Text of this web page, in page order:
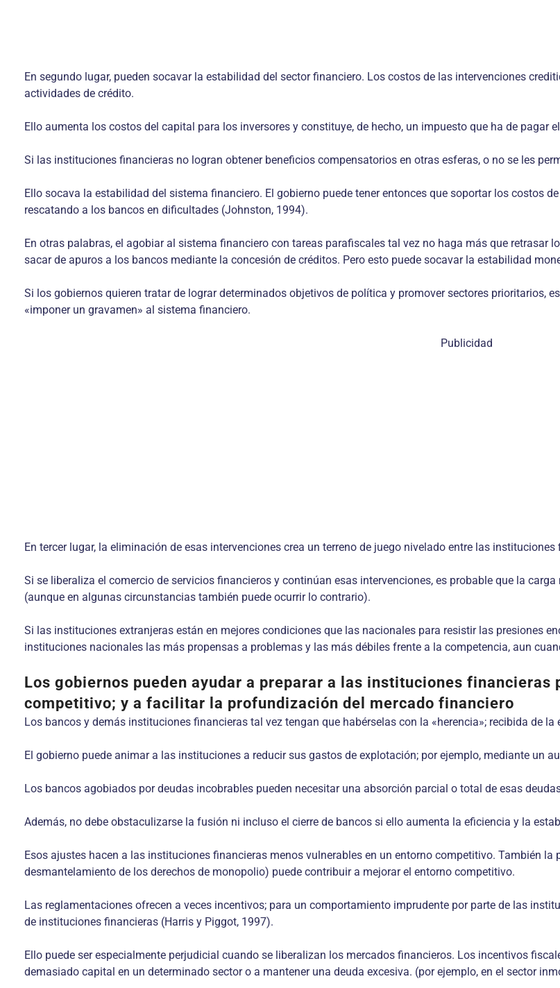
En segundo lugar, pueden socavar la estabilidad del sector financiero. Los costos de las intervenciones
actividades de crédito.
Ello aumenta los costos del capital para los inversores y constituye, de hecho, un impuesto que ha de pagar
Si las instituciones financieras no logran obtener beneficios compensatorios en otras esferas, o no se les
Ello socava la estabilidad del sistema financiero. El gobierno puede tener entonces que soportar los costos
rescatando a los bancos en dificultades (Johnston, 1994).
En otras palabras, el agobiar al sistema financiero con tareas parafiscales tal vez no haga más que retrasar
sacar de apuros a los bancos mediante la concesión de créditos. Pero esto puede socavar la estabilidad
Si los gobiernos quieren tratar de lograr determinados objetivos de política y promover sectores prioritarios,
«imponer un gravamen» al sistema financiero.
Publicidad
En tercer lugar, la eliminación de esas intervenciones crea un terreno de juego nivelado entre las
Si se liberaliza el comercio de servicios financieros y continúan esas intervenciones, es probable que la
(aunque en algunas circunstancias también puede ocurrir lo contrario).
Si las instituciones extranjeras están en mejores condiciones que las nacionales para resistir las presiones
instituciones nacionales las más propensas a problemas y las más débiles frente a la competencia, aun
Los gobiernos pueden ayudar a preparar a las instituciones financieras
competitivo; y a facilitar la profundización del mercado financiero
Los bancos y demás instituciones financieras tal vez tengan que habérselas con la «herencia»; recibida de
El gobierno puede animar a las instituciones a reducir sus gastos de explotación; por ejemplo, mediante un
Los bancos agobiados por deudas incobrables pueden necesitar una absorción parcial o total de esas
Además, no debe obstaculizarse la fusión ni incluso el cierre de bancos si ello aumenta la eficiencia y la
Esos ajustes hacen a las instituciones financieras menos vulnerables en un entorno competitivo. También
desmantelamiento de los derechos de monopolio) puede contribuir a mejorar el entorno competitivo.
Las reglamentaciones ofrecen a veces incentivos; para un comportamiento imprudente por parte de las
de instituciones financieras (Harris y Piggot, 1997).
Ello puede ser especialmente perjudicial cuando se liberalizan los mercados financieros. Los incentivos
demasiado capital en un determinado sector o a mantener una deuda excesiva. (por ejemplo, en el sector